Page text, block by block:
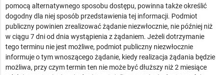
pomocą alternatywnego sposobu dostępu, powinna także określić
dogodny dla niej sposób przedstawienia tej informacji. Podmiot
publiczny powinien zrealizować żądanie niezwłocznie, nie później niż
w ciągu 7 dni od dnia wystąpienia z żądaniem. Jeżeli dotrzymanie
tego terminu nie jest możliwe, podmiot publiczny niezwłocznie
informuje o tym wnoszącego żądanie, kiedy realizacja żądania będzie
możliwa, przy czym termin ten nie może być dłuższy niż 2 miesiące